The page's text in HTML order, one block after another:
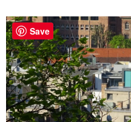
Save